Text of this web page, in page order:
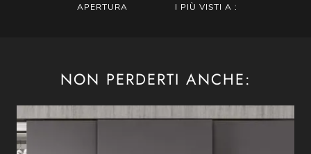
APERTURA I PIÙ VISTI A :
NON PERDERTI ANCHE: